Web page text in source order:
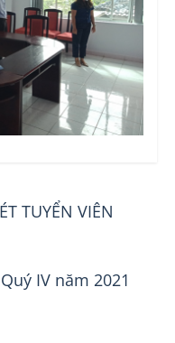
TUYỂN VIÊN
IV năm 2021